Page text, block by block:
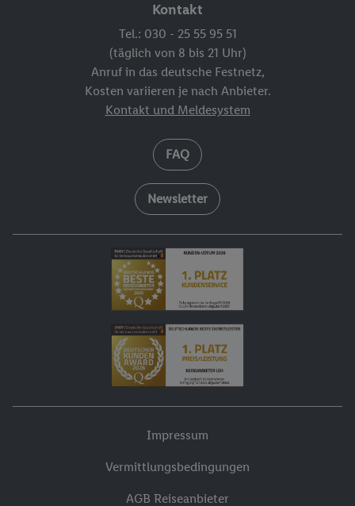
Kontakt
Tel.: 030 - 25 55 95 51
(täglich von 8 bis 21 Uhr)
Anruf in das deutsche Festnetz,
Kosten variieren je nach Anbieter.
Kontakt und Meldesystem
FAQ
Newsletter
Impressum
Vermittlungsbedingungen
AGB Reiseanbieter